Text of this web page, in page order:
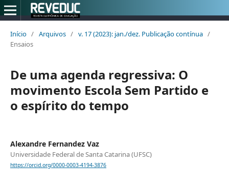
Início / Arquivos / v. 17 (2023): jan./dez. Publicação contínua /
Ensaios
De uma agenda regressiva: O
movimento Escola Sem Partido e
o espírito do tempo
Alexandre Fernandez Vaz
Universidade Federal de Santa Catarina (UFSC)
https://orcid.org/0000-0003-4194-3876